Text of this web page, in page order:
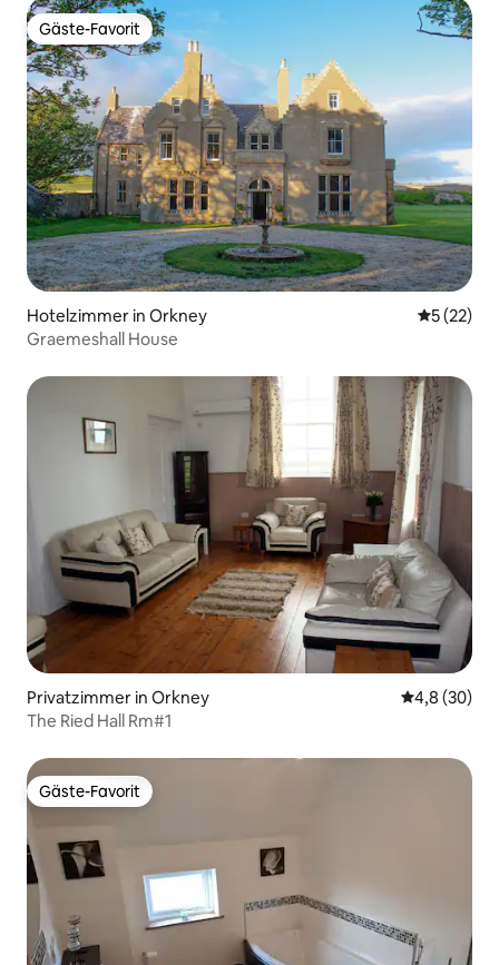
Gäste-Favorit
Gäste-Favorit
Hotelzimmer in Orkney
5 (22)
Graemeshall House
Privatzimmer in Orkney
4,8 (30)
The Ried Hall Rm#1
Gäste-Favorit
Gäste-Favorit